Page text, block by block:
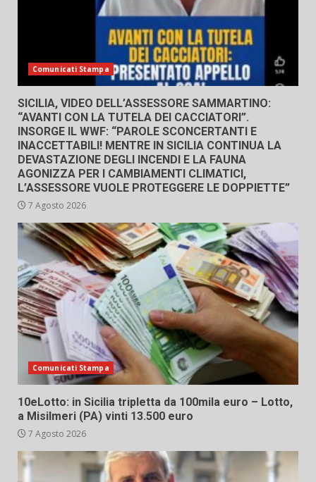
Comunicati Stampa
SICILIA, VIDEO DELL’ASSESSORE SAMMARTINO:
“AVANTI CON LA TUTELA DEI CACCIATORI”.
INSORGE IL WWF: “PAROLE SCONCERTANTI E
INACCETTABILI! MENTRE IN SICILIA CONTINUA LA
DEVASTAZIONE DEGLI INCENDI E LA FAUNA
AGONIZZA PER I CAMBIAMENTI CLIMATICI,
L’ASSESSORE VUOLE PROTEGGERE LE DOPPIETTE”
7 Agosto 2026
Comunicati Stampa
10eLotto: in Sicilia tripletta da 100mila euro – Lotto,
a Misilmeri (PA) vinti 13.500 euro
7 Agosto 2026